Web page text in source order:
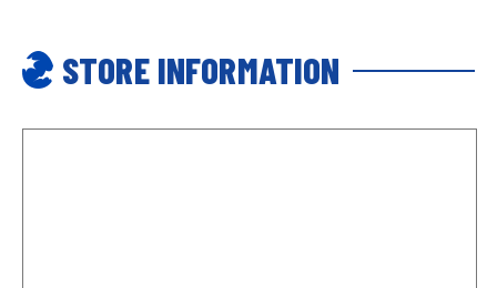
STORE INFORMATION